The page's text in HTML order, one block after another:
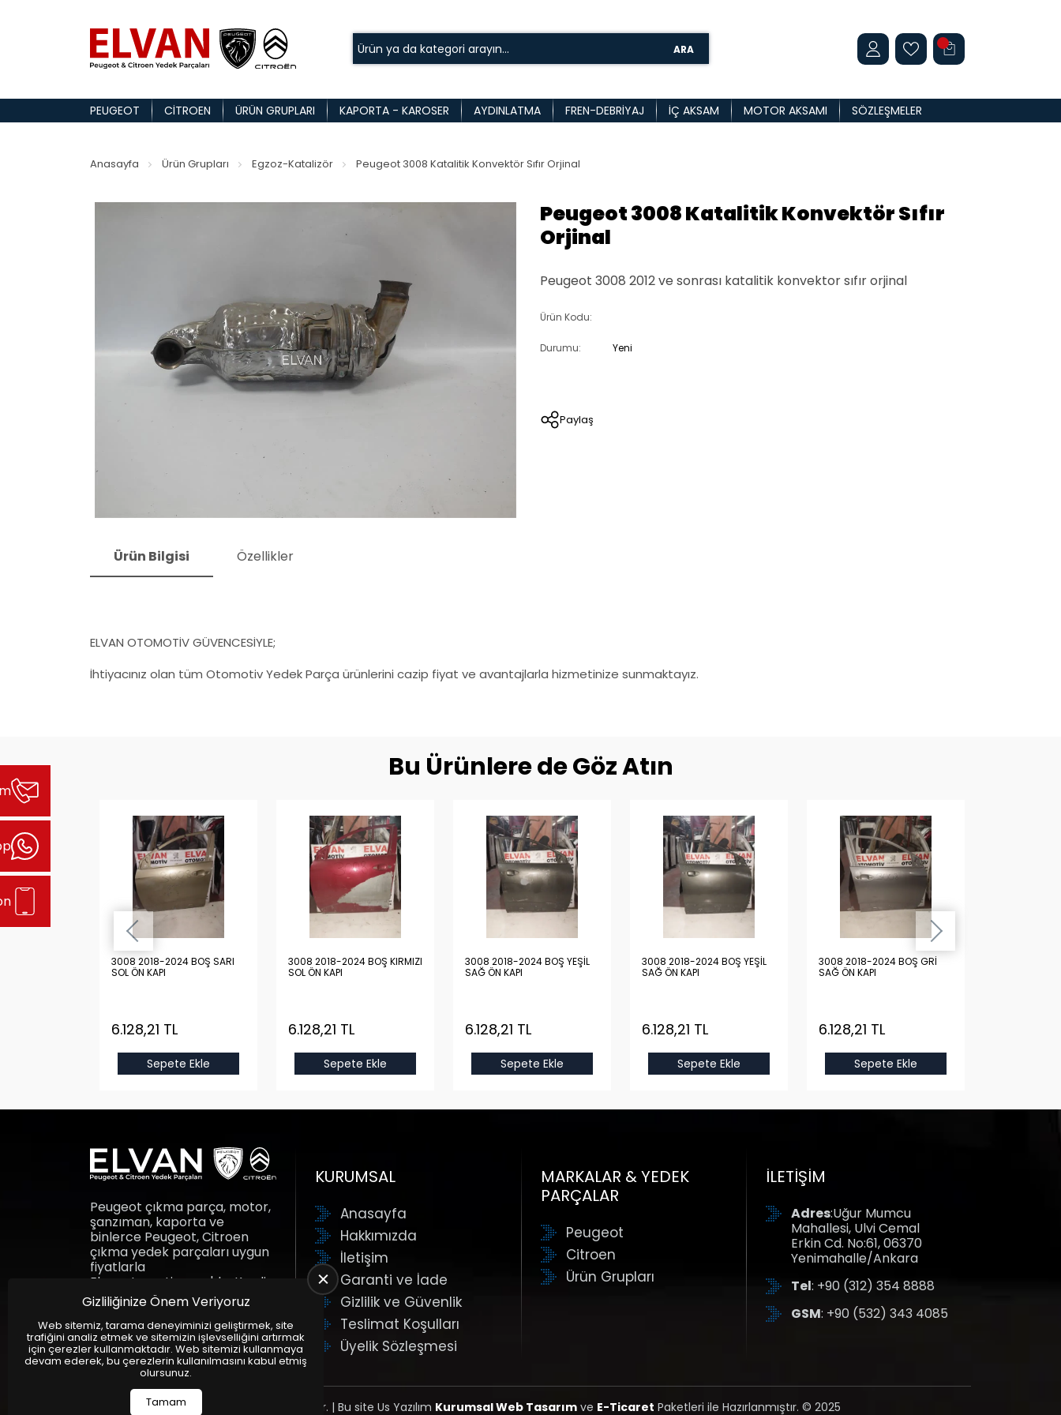
ARA
PEUGEOT CITROEN ÜRÜN GRUPLARI KAPORTA - KAROSER AYDINLATMA FREN-DEBRIYAJ İÇ AKSAM MOTOR AKSAMI SÖZLEŞMELER
Anasayfa Ürün Grupları Egzoz-Katalizör Peugeot 3008 Katalitik Konvektör Sıfır Orjinal
Peugeot 3008 Katalitik Konvektör Sıfır
Orjinal
Peugeot 3008 2012 ve sonrası katalitik konvektor sıfır orjinal
Ürün Kodu:
Durumu: Yeni
Paylaş
Ürün Bilgisi Özellikler
ELVAN OTOMOTİV GÜVENCESİYLE;
İhtiyacınız olan tüm Otomotiv Yedek Parça ürünlerini cazip fiyat ve avantajlarla hizmetinize sunmaktayız.
Bu Ürünlere de Göz Atın
3008 2018-2024 BOŞ SARI
SOL ÖN KAPI
6.128,21 TL
Sepete Ekle
3008 2018-2024 BOŞ KIRMIZI
SOL ÖN KAPI
6.128,21 TL
Sepete Ekle
3008 2018-2024 BOŞ YEŞİL
SAĞ ÖN KAPI
6.128,21 TL
Sepete Ekle
3008 2018-2024 BOŞ YEŞİL
SAĞ ÖN KAPI
6.128,21 TL
Sepete Ekle
3008 2018-2024 BOŞ GRİ
SAĞ ÖN KAPI
6.128,21 TL
Sepete Ekle
Peugeot çıkma parça, motor,
şanzıman, kaporta ve
binlerce Peugeot, Citroen
çıkma yedek parçaları uygun
fiyatlarla
Elvanotomotiv.com'da. Kredi
kartına taksit fırsatı ile yedek
parçalar adresine gelsin.
Elvan Otomotiv.
KURUMSAL
Anasayfa
Hakkımızda
İletişim
Garanti ve İade
Gizlilik ve Güvenlik
Teslimat Koşulları
Üyelik Sözleşmesi
MARKALAR & YEDEK
PARÇALAR
Peugeot
Citroen
Ürün Grupları
İLETIŞIM
Adres:Uğur Mumcu
Mahallesi, Ulvi Cemal
Erkin Cd. No:61, 06370
Yenimahalle/Ankara
Tel: +90 (312) 354 8888
GSM: +90 (532) 343 4085
Tüm Hakları Saklıdır. | Bu site Us Yazılım Kurumsal Web Tasarımve E-Ticaret Paketleri ile Hazırlanmıştır. © 2025
Gizliliğinize Önem Veriyoruz
Web sitemiz, tarama deneyiminizi geliştirmek, site
trafiğini analiz etmek ve sitemizin işlevselliğini artırmak
için çerezler kullanmaktadır. Web sitemizi kullanmaya
devam ederek, bu çerezlerin kullanılmasını kabul etmiş
olursunuz.
Tamam